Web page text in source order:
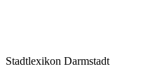
Stadtlexikon Darmstadt